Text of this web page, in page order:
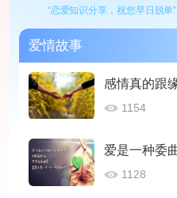
“恋爱知识分享，祝您早日脱单”
爱情故事
感情真的跟
1154
爱是一种委
1128